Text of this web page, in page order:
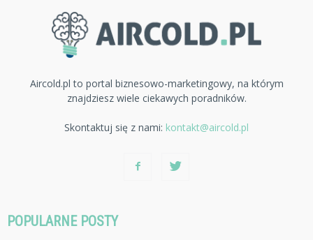
Aircold.pl to portal biznesowo-marketingowy, na którym
znajdziesz wiele ciekawych poradników.
Skontaktuj się z nami: kontakt@aircold.pl
POPULARNE POSTY